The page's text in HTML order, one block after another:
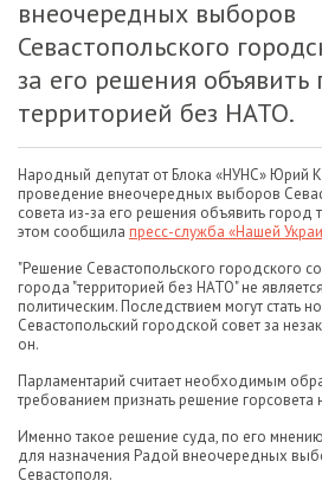
внеочередных выборов
Севастопольского
за его решения объявить
территорией без НАТО.
Народный депутат от Блока «НУНС» Юрий
проведение внеочередных выборов
совета из-за его решения объявить город
этом сообщила пресс-служба «Нашей
"Решение Севастопольского городского
города "территорией без НАТО" не
политическим. Последствием могут стать
Севастопольский городской совет за
он.
Парламентарий считает необходимым
требованием признать решение горсовета
Именно такое решение суда, по его
для назначения Радой внеочередных
Севастополя.